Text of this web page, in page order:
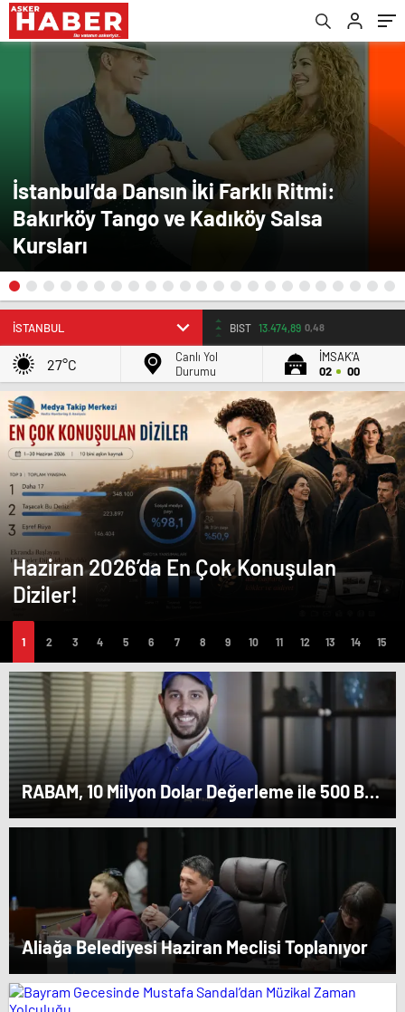
İstanbul’da Dansın İki Farklı Ritmi:
Bakırköy Tango ve Kadıköy Salsa
Kursları
BIST 13.474,89 0,48
27°C
Canlı Yol
Durumu
İMSAK'A
02
00
Haziran 2026’da En Çok Konuşulan
Diziler!
RABAM, 10 Milyon Dolar Değerleme ile 500 Bin
Dolarlık Yatırım Aldı
Aliağa Belediyesi Haziran Meclisi Toplanıyor